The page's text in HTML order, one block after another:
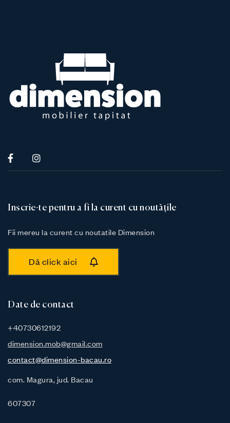
Inscrie-te pentru a fi la curent cu noutățile
Fii mereu la curent cu noutatile Dimension
Dă click aici
Date de contact
+40730612192
dimension.mob@gmail.com
contact@dimension-bacau.ro
com. Magura, jud. Bacau
607307